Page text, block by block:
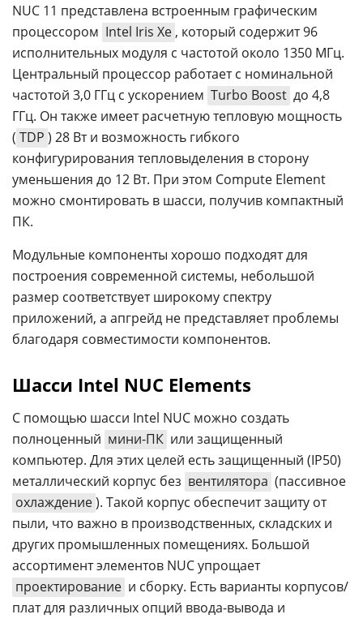
NUC 11 представлена встроенным графическим
процессором Intel Iris Xe , который содержит 96
исполнительных модуля с частотой около 1350 МГц.
Центральный процессор работает с номинальной
частотой 3,0 ГГц с ускорением Turbo Boost до 4,8
ГГц. Он также имеет расчетную тепловую мощность
( TDP ) 28 Вт и возможность гибкого
конфигурирования тепловыделения в сторону
уменьшения до 12 Вт. При этом Compute Element
можно смонтировать в шасси, получив компактный
ПК.
Модульные компоненты хорошо подходят для
построения современной системы, небольшой
размер соответствует широкому спектру
приложений, а апгрейд не представляет проблемы
благодаря совместимости компонентов.
Шасси Intel NUC Elements
С помощью шасси Intel NUC можно создать
полноценный мини-ПК или защищенный
компьютер. Для этих целей есть защищенный (IP50)
металлический корпус без вентилятора (пассивное
охлаждение). Такой корпус обеспечит защиту от
пыли, что важно в производственных, складских и
других промышленных помещениях. Большой
ассортимент элементов NUC упрощает
проектирование и сборку. Есть варианты корпусов/
плат для различных опций ввода-вывода и